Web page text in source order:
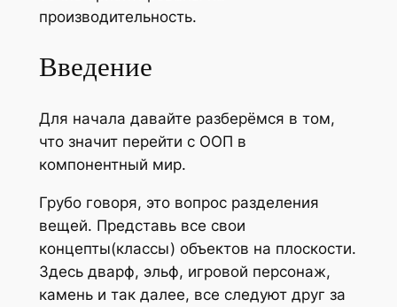
производительность.
Введение
Для начала давайте разберёмся в том,
что значит перейти с ООП в
компонентный мир.
Грубо говоря, это вопрос разделения
вещей. Представь все свои
концепты(классы) объектов на плоскости.
Здесь дварф, эльф, игровой персонаж,
камень и так далее, все следуют друг за